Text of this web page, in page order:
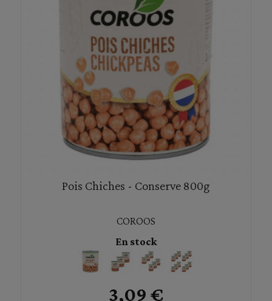
Pois Chiches - Conserve 800g
COROOS
En stock
3,09 €